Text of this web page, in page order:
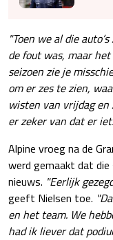
"Toen we al die
de fout was, maar
seizoen zie je
om er zes te zien,
wisten van vrijdag
er zeker van dat er
Alpine vroeg na de
werd gemaakt dat die
nieuws. "Eerlijk
geeft Nielsen toe.
en het team. We
had ik liever dat